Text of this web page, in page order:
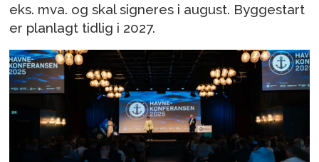
eks. mva. og skal signeres i august. Byggestart
er planlagt tidlig i 2027.